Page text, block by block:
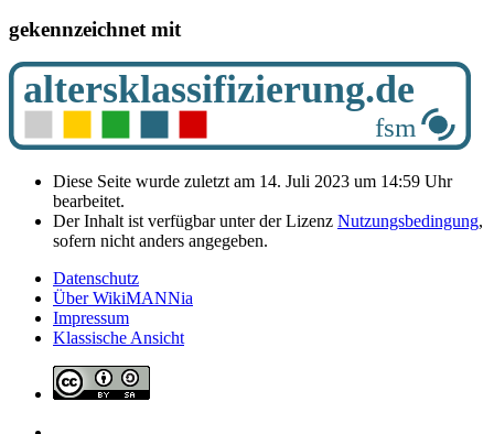
gekennzeichnet mit
Diese Seite wurde zuletzt am 14. Juli 2023 um 14:59 Uhr
bearbeitet.
Der Inhalt ist verfügbar unter der Lizenz Nutzungsbedingung,
sofern nicht anders angegeben.
Datenschutz
Über WikiMANNia
Impressum
Klassische Ansicht